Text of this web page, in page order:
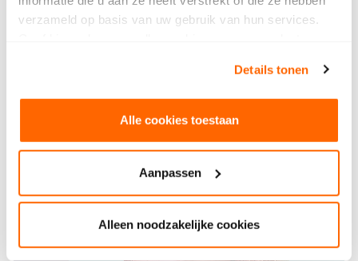
verzameld op basis van uw gebruik van hun services.
Details tonen
Alle cookies toestaan
Aanpassen
Alleen noodzakelijke cookies